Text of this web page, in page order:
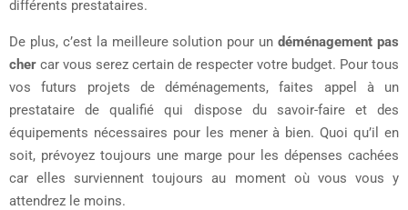
différents prestataires.
De plus, c’est la meilleure solution pour undéménagement pas
cher car vous serez certain de respecter votre budget. Pour tous
vos futurs projets de déménagements, faites appel à un
prestataire de qualifié qui dispose du savoir-faire et des
équipements nécessaires pour les mener à bien. Quoi qu’il en
soit, prévoyez toujours une marge pour les dépenses cachées
car elles surviennent toujours au moment où vous vous y
attendrez le moins.